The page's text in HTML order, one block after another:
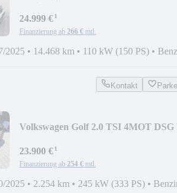
24.999 €¹
Finanzierung ab 266 € mtl.
2025 • 14.468 km • 110 kW (150 PS) •
Kontakt
Volkswagen Golf 2.0 TSI 4MOT DSG
23.900 €¹
Finanzierung ab 254 € mtl.
2025 • 2.254 km • 245 kW (333 PS) •